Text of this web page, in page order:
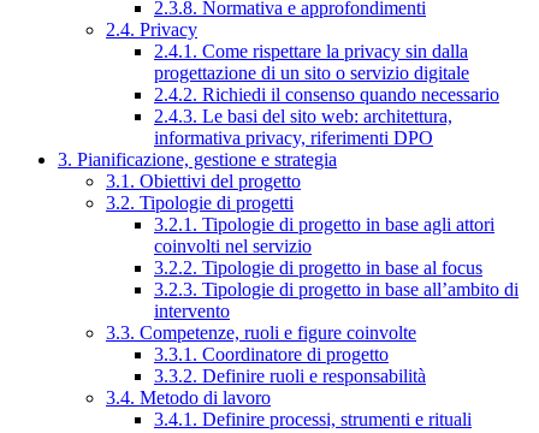
2.3.8. Normativa e approfondimenti
2.4. Privacy
2.4.1. Come rispettare la privacy sin dalla
progettazione di un sito o servizio digitale
2.4.2. Richiedi il consenso quando necessario
2.4.3. Le basi del sito web: architettura,
informativa privacy, riferimenti DPO
3. Pianificazione, gestione e strategia
3.1. Obiettivi del progetto
3.2. Tipologie di progetti
3.2.1. Tipologie di progetto in base agli attori
coinvolti nel servizio
3.2.2. Tipologie di progetto in base al focus
3.2.3. Tipologie di progetto in base all’ambito di
intervento
3.3. Competenze, ruoli e figure coinvolte
3.3.1. Coordinatore di progetto
3.3.2. Definire ruoli e responsabilità
3.4. Metodo di lavoro
3.4.1. Definire processi, strumenti e rituali